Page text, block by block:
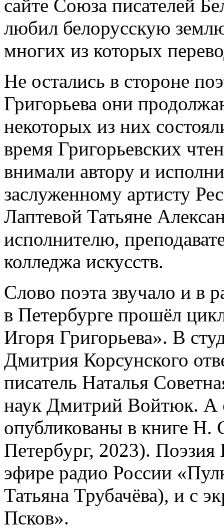
сайте Союза писателей
любил белорусскую
многих из которых
Не остались в стороне
Григорьева они
некоторых из них
время Григорьевских
внимали автору и
заслуженному артисту
Лаптевой Татьяне
исполнителю,
колледжа искусств.
Слово поэта звучало и в
в Петербурге прошёл
Игоря Григорьева». В
Дмитрия Корсунского
писатель Наталья
наук Дмитрий Войтюк. А
опубликованы в книге Н.
Петербург, 2023). Поэзия
эфире радио России
Татьяна Трубачёва), и с
Псков».